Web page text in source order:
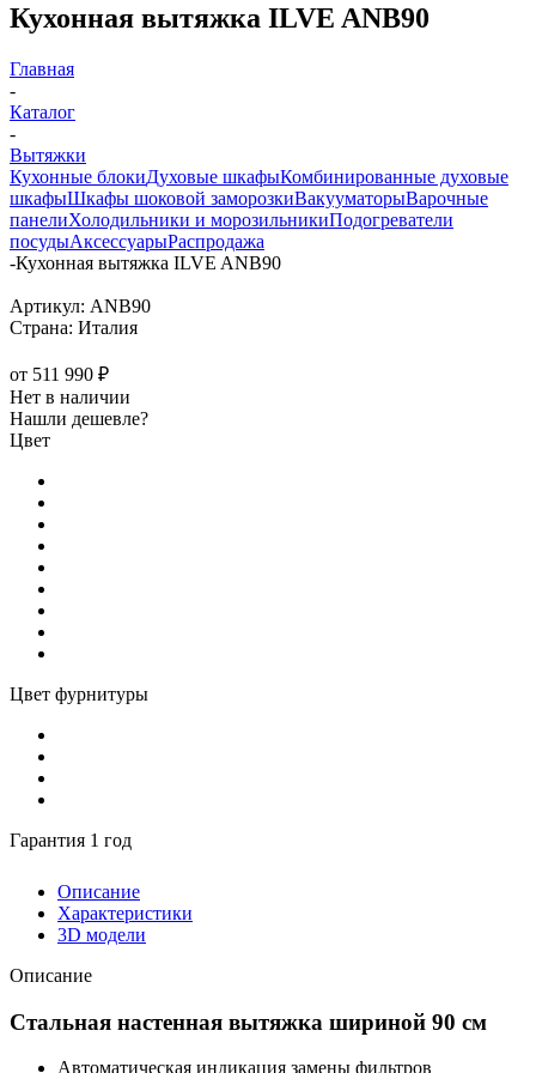
Кухонная вытяжка ILVE ANB90
Главная
-
Каталог
-
Вытяжки
Кухонные блокиДуховые шкафыКомбинированные духовые
шкафыШкафы шоковой заморозкиВакууматорыВарочные
панелиХолодильники и морозильникиПодогреватели
посудыАксессуарыРаспродажа
-Кухонная вытяжка ILVE ANB90
Артикул: ANB90
Страна: Италия
от 511 990 ₽
Нет в наличии
Нашли дешевле?
Цвет
Цвет фурнитуры
Гарантия 1 год
Описание
Характеристики
3D модели
Описание
Стальная настенная вытяжка шириной 90 см
Автоматическая индикация замены фильтров